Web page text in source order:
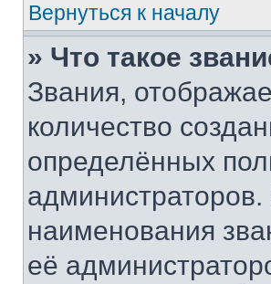
Вернуться к началу
» Что такое
Звания,
количество
определённых
наименования
её